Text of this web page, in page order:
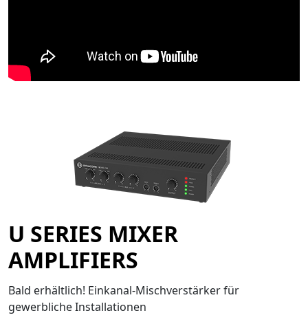
U SERIES MIXER
AMPLIFIERS
Bald erhältlich! Einkanal-Mischverstärker für
gewerbliche Installationen